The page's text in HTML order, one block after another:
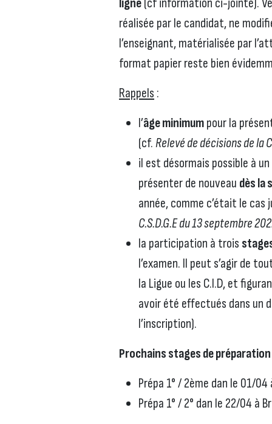
réalisée par le candidat, ne
l’enseignant, matérialisée par
format papier reste bien
Rappels :
l’âge minimumpour la
(cf.Relevé de décisions de la
il est désormais possible à
présenter de nouveau dès la
année, comme c’était le cas
C.S.D.G.E du 13 septembre
la participation à trois
l’examen. Il peut s’agir de
la Ligue ou les C.I.D, et
avoir été effectués dans un
l’inscription).
Prochainsstages de
Prépa 1° / 2ème dan le 01/04
Prépa 1° / 2° dan le 22/04 à